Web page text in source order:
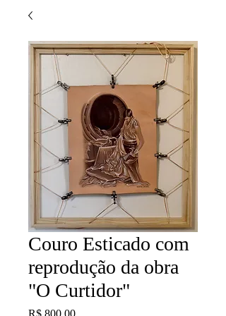
Couro Esticado com
reprodução da obra
"O Curtidor"
R$ 800,00Preço